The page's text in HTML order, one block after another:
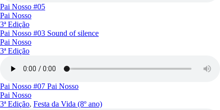
Pai Nosso #05
Pai Nosso
3ª Edição
Pai Nosso #03 Sound of silence
Pai Nosso
3ª Edição
Pai Nosso #07 Pai Nosso
Pai Nosso
3ª Edição, Festa da Vida (8º ano)